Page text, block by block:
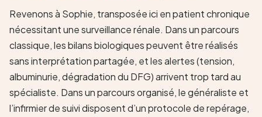
Revenons à Sophie, transposée ici en patient chronique
nécessitant une surveillance rénale. Dans un parcours
classique, les bilans biologiques peuvent être réalisés
sans interprétation partagée, et les alertes (tension,
albuminurie, dégradation du DFG) arrivent trop tard au
spécialiste. Dans un parcours organisé, le généraliste et
l’infirmier de suivi disposent d’un protocole de repérage,